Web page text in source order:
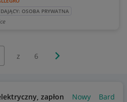
OSOBA PRYWATNA
z 6 Następna strona
zapłon Nowy Bardzo